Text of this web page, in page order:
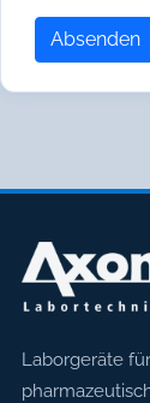
Absenden
Axon
Laborgeräte